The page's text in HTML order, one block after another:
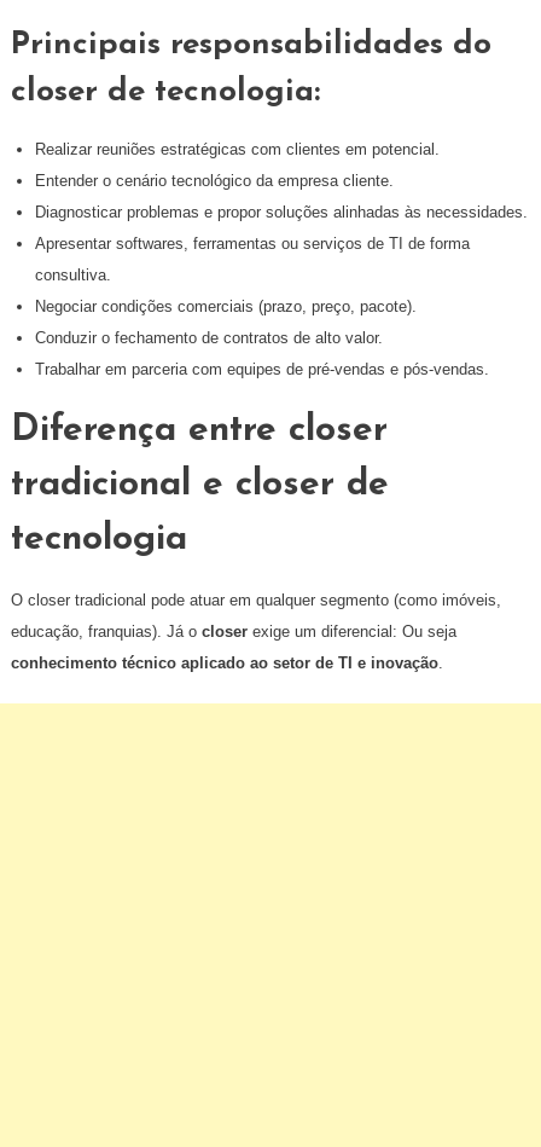
Principais responsabilidades do
closer de tecnologia:
Realizar reuniões estratégicas com clientes em potencial.
Entender o cenário tecnológico da empresa cliente.
Diagnosticar problemas e propor soluções alinhadas às necessidades.
Apresentar softwares, ferramentas ou serviços de TI de forma
consultiva.
Negociar condições comerciais (prazo, preço, pacote).
Conduzir o fechamento de contratos de alto valor.
Trabalhar em parceria com equipes de pré-vendas e pós-vendas.
Diferença entre closer
tradicional e closer de
tecnologia
O closer tradicional pode atuar em qualquer segmento (como imóveis,
educação, franquias). Já o closer exige um diferencial: Ou seja
conhecimento técnico aplicado ao setor de TI e inovação.